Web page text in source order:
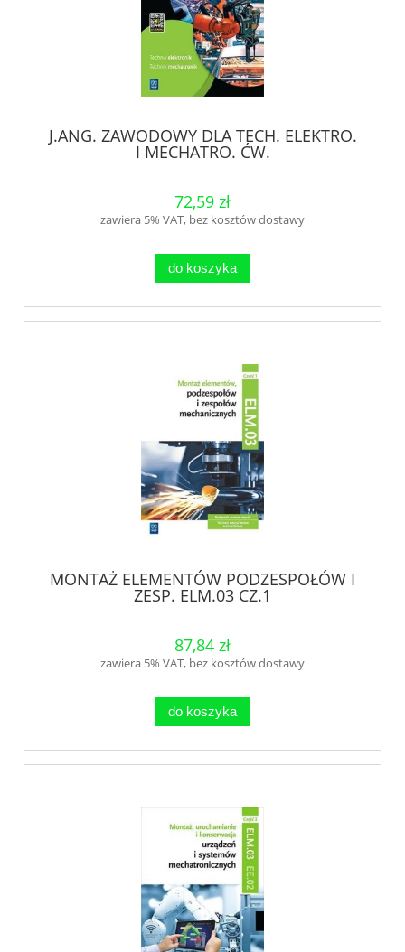
J.ANG. ZAWODOWY DLA TECH. ELEKTRO.
I MECHATRO. ĆW.
72,59 zł
zawiera 5% VAT, bez kosztów dostawy
do koszyka
MONTAŻ ELEMENTÓW PODZESPOŁÓW I
ZESP. ELM.03 CZ.1
87,84 zł
zawiera 5% VAT, bez kosztów dostawy
do koszyka